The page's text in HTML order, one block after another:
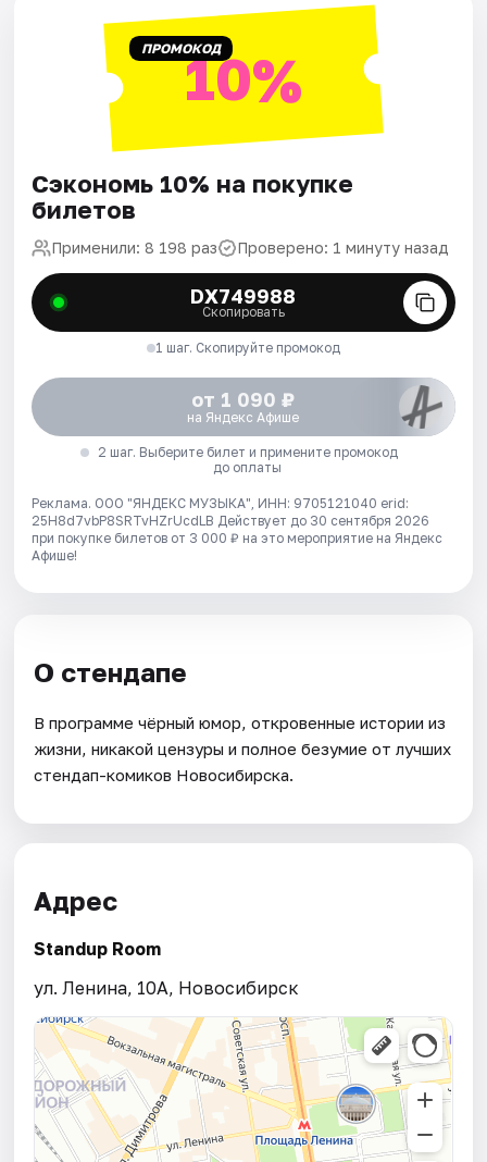
ПРОМОКОД10%
Сэкономь 10% на покупке
билетов
Применили: 8 198 раз Проверено: 1 минуту назад
DX749988
Скопировать
1 шаг. Скопируйте промокод
от 1 090 ₽
на Яндекс Афише
2 шаг. Выберите билет и примените промокод
до оплаты
Реклама. ООО "ЯНДЕКС МУЗЫКА", ИНН: 9705121040 erid:
25H8d7vbP8SRTvHZrUcdLB Действует до 30 сентября 2026
при покупке билетов от 3 000 ₽ на это мероприятие на Яндекс
Афише!
О стендапе
В программе чёрный юмор, откровенные истории из
жизни, никакой цензуры и полное безумие от лучших
стендап-комиков Новосибирска.
Адрес
Standup Room
ул. Ленина, 10А, Новосибирск